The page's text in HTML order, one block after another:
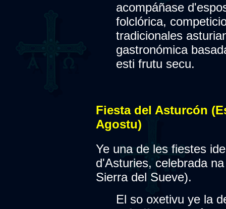
acompáñase
folclórica,
tradicionales
gastronómica
esti frutu secu.
Fiesta del Asturcón
Agostu)
Ye una de les fiestes
d'Asturies, celebrada
Sierra del Sueve).
El so oxetivu ye la